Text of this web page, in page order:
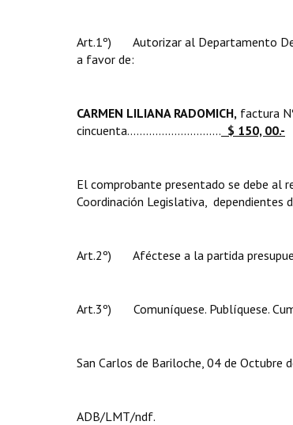
Art.1º) Autorizar al Departamento
a favor de:
CARMEN LILIANA RADOMICH, factura
cincuenta.............................. $ 150, 00.-
El comprobante presentado se debe al
Coordinación Legislativa, dependientes
Art.2º) Aféctese a la partida
Art.3º) Comuníquese. Publíquese.
San Carlos de Bariloche, 04 de Octubre
ADB/LMT/ndf.